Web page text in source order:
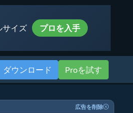
サイズ プロを入手
ダウンロード Proを試す
広告を削除